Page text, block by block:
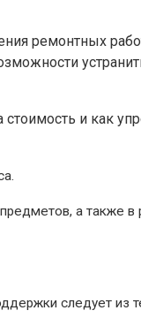
ремонтных
и как
а также в
следует из